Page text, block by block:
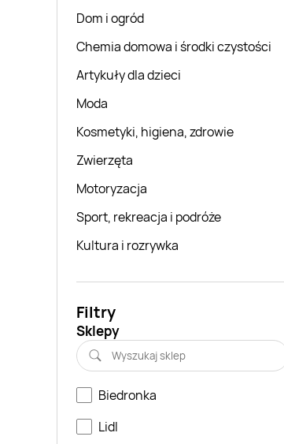
Dom i ogród
Chemia domowa i środki czystości
Artykuły dla dzieci
Moda
Kosmetyki, higiena, zdrowie
Zwierzęta
Motoryzacja
Sport, rekreacja i podróże
Kultura i rozrywka
Filtry
Sklepy
Biedronka
Lidl